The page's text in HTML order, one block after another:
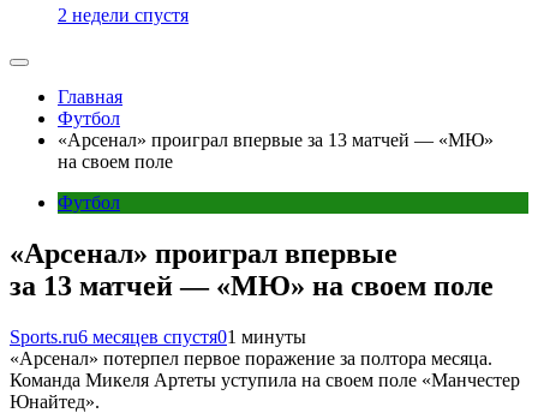
2 недели спустя
Главная
Футбол
«Арсенал» проиграл впервые за 13 матчей — «МЮ»
на своем поле
Футбол
«Арсенал» проиграл впервые
за 13 матчей — «МЮ» на своем поле
Sports.ru6 месяцев спустя01 минуты
«Арсенал» потерпел первое поражение за полтора месяца.
Команда Микеля Артеты уступила на своем поле «Манчестер
Юнайтед».